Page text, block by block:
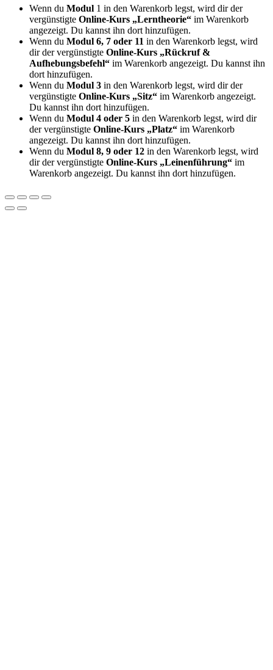
Wenn du Modul 1 in den Warenkorb legst, wird dir der
vergünstigte Online-Kurs „Lerntheorie“ im Warenkorb
angezeigt. Du kannst ihn dort hinzufügen.
Wenn du Modul 6, 7 oder 11 in den Warenkorb legst, wird
dir der vergünstigte Online-Kurs „Rückruf &
Aufhebungsbefehl“ im Warenkorb angezeigt. Du kannst ihn
dort hinzufügen.
Wenn du Modul 3 in den Warenkorb legst, wird dir der
vergünstigte Online-Kurs „Sitz“ im Warenkorb angezeigt.
Du kannst ihn dort hinzufügen.
Wenn du Modul 4 oder 5 in den Warenkorb legst, wird dir
der vergünstigte Online-Kurs „Platz“ im Warenkorb
angezeigt. Du kannst ihn dort hinzufügen.
Wenn du Modul 8, 9 oder 12 in den Warenkorb legst, wird
dir der vergünstigte Online-Kurs „Leinenführung“ im
Warenkorb angezeigt. Du kannst ihn dort hinzufügen.